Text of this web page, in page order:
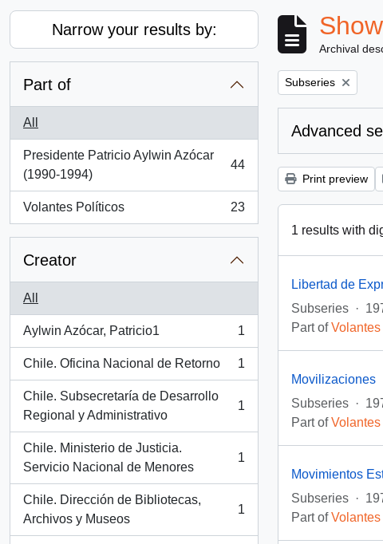
Narrow your results by:
Part of
All
Presidente Patricio Aylwin Azócar
(1990-1994)
, 44 results
44
Volantes Políticos
, 23 results
23
Creator
All
Aylwin Azócar, Patricio1
, 1 results
1
Chile. Oficina Nacional de Retorno
, 1 results
1
Chile. Subsecretaría de Desarrollo
Regional y Administrativo
, 1 results
1
Chile. Ministerio de Justicia.
Servicio Nacional de Menores
, 1 results
1
Chile. Dirección de Bibliotecas,
Archivos y Museos
, 1 results
1
Archival
Remove filter:
Subseries
Advanced
Print preview
1 results with
Libertad de
Subseries ·
Part of
Movilizaciones
Subseries ·
Part of
Movimientos
Subseries ·
Part of